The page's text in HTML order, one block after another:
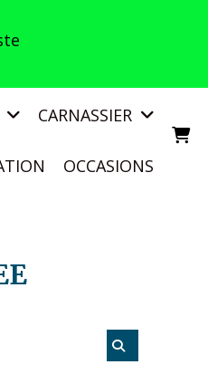
CARNASSIER
OCCASIONS